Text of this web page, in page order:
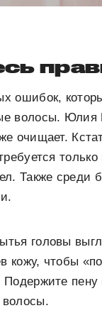
ошибок,
волосы. Юлия
очищает.
Также среди
головы
кожу, чтобы
пену
волосы.